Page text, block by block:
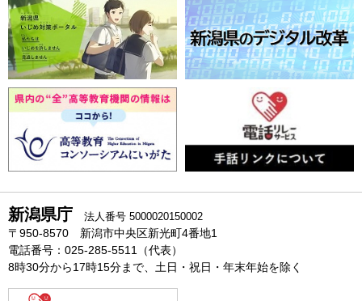
新潟県庁 法人番号 5000020150002
〒950-8570 新潟市中央区新光町4番地1
電話番号：025-285-5511（代表）
8時30分から17時15分まで、土日・祝日・年末年始を除く